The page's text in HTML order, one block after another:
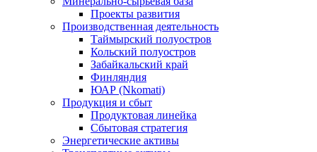
Проекты развития
Производственная деятельность
Таймырский полуостров
Кольский полуостров
Забайкальский край
Финляндия
ЮАР (Nkomati)
Продукция и сбыт
Продуктовая линейка
Сбытовая стратегия
Энергетические активы